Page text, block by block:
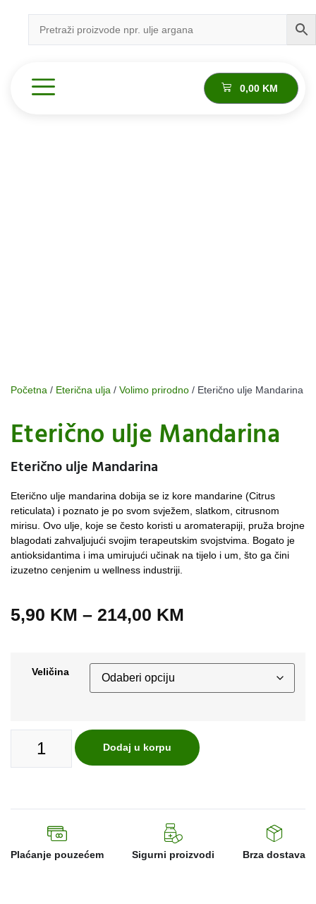
0,00 KM
Početna / Eterična ulja / Volimo prirodno / Eterično ulje Mandarina
Eterično ulje Mandarina
Eterično ulje Mandarina
Eterično ulje mandarina dobija se iz kore mandarine (Citrus
reticulata) i poznato je po svom svježem, slatkom, citrusnom
mirisu. Ovo ulje, koje se često koristi u aromaterapiji, pruža brojne
blagodati zahvaljujući svojim terapeutskim svojstvima. Bogato je
antioksidantima i ima umirujući učinak na tijelo i um, što ga čini
izuzetno cenjenim u wellness industriji​​​​.
5,90 KM – 214,00 KM
Veličina
Dodaj u korpu
Plaćanje pouzećem Sigurni proizvodi Brza dostava